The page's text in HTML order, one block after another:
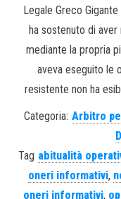
Legale Greco
ha sostenuto di
mediante la propria
aveva eseguito le
resistente non ha
Categoria: Arbitro
Tag abitualità
oneri informativi,
oneri informativi,